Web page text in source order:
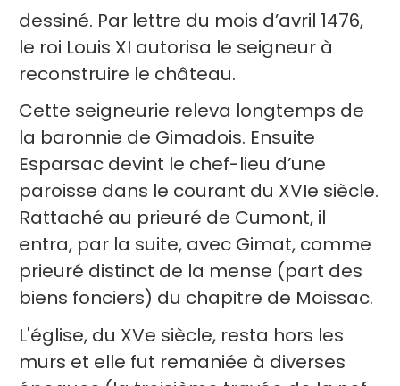
dessiné. Par lettre du mois d’avril 1476,
le roi Louis XI autorisa le seigneur à
reconstruire le château.
Cette seigneurie releva longtemps de
la baronnie de Gimadois. Ensuite
Esparsac devint le chef-lieu d’une
paroisse dans le courant du XVIe siècle.
Rattaché au prieuré de Cumont, il
entra, par la suite, avec Gimat, comme
prieuré distinct de la mense (part des
biens fonciers) du chapitre de Moissac.
L'église, du XVe siècle, resta hors les
murs et elle fut remaniée à diverses